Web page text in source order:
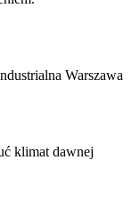
Warszawa
klimat dawnej